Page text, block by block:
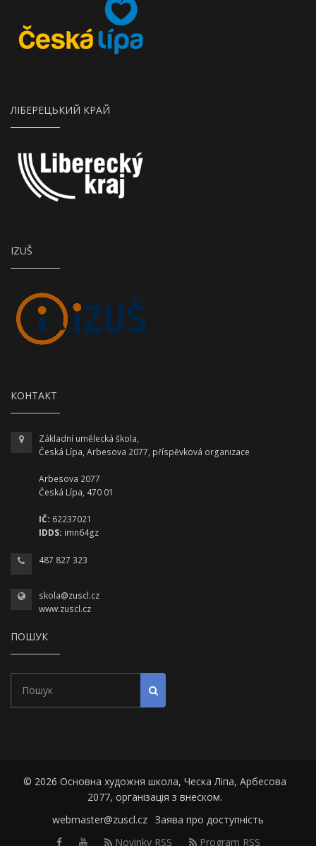
ЛІБЕРЕЦЬКИЙ КРАЙ
IZUŠ
КОНТАКТ
Základní umělecká škola,
Česká Lípa, Arbesova 2077, příspěvková organizace
Arbesova 2077
Česká Lípa, 470 01
IČ: 62237021
IDDS: imn64gz
487 827 323
skola@zuscl.cz
www.zuscl.cz
ПОШУК
Почати пошук
© 2026 Основна художня школа, Ческа Ліпа, Арбесова
2077, організація з внеском.
webmaster@zuscl.cz Заява про доступність
FacebookYoutubeNovinky RSS Program RSS